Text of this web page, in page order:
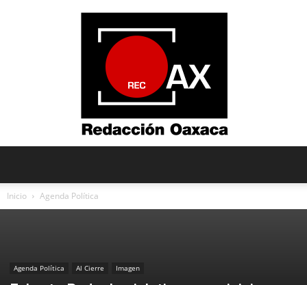
Inicio Agenda Política
Agenda Política Al Cierre Imagen